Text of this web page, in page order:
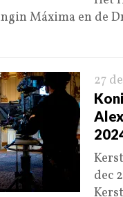
Máxima en de
27
dec